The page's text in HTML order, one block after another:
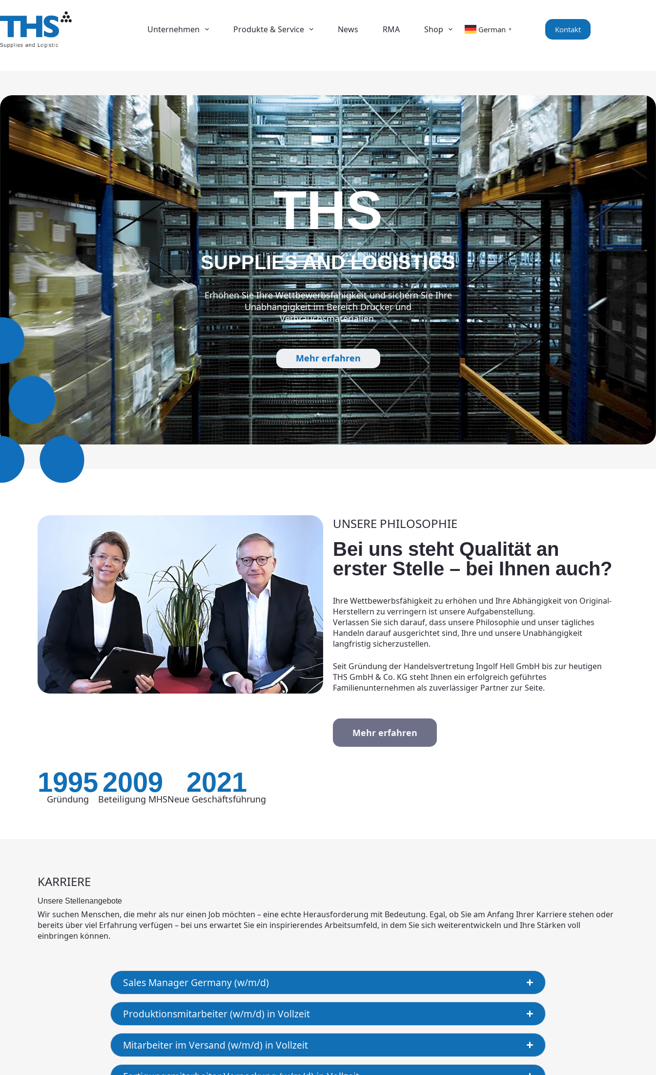
Unternehmen Produkte & Service News RMA Shop German ▼ Kontakt
THS
SUPPLIES AND LOGISTICS
Erhöhen Sie Ihre Wettbewerbsfähigkeit und sichern Sie Ihre
Unabhängigkeit im Bereich Drucker und
Verbrauchsmaterialien.
Mehr erfahren
UNSERE PHILOSOPHIE
Bei uns steht Qualität an
erster Stelle – bei Ihnen auch?
Ihre Wettbewerbsfähigkeit zu erhöhen und Ihre Abhängigkeit von Original-
Herstellern zu verringern ist unsere Aufgabenstellung.
Verlassen Sie sich darauf, dass unsere Philosophie und unser tägliches
Handeln darauf ausgerichtet sind, Ihre und unsere Unabhängigkeit
langfristig sicherzustellen.
Seit Gründung der Handelsvertretung Ingolf Hell GmbH bis zur heutigen
THS GmbH & Co. KG steht Ihnen ein erfolgreich geführtes
Familienunternehmen als zuverlässiger Partner zur Seite.
Mehr erfahren
1995
Gründung
2009
Beteiligung MHS
2021
Neue Geschäftsführung
KARRIERE
Unsere Stellenangebote
Wir suchen Menschen, die mehr als nur einen Job möchten – eine echte Herausforderung mit Bedeutung. Egal, ob Sie am Anfang Ihrer Karriere stehen oder
bereits über viel Erfahrung verfügen – bei uns erwartet Sie ein inspirierendes Arbeitsumfeld, in dem Sie sich weiterentwickeln und Ihre Stärken voll
einbringen können.
Sales Manager Germany (w/m/d)
Produktionsmitarbeiter (w/m/d) in Vollzeit
Mitarbeiter im Versand (w/m/d) in Vollzeit